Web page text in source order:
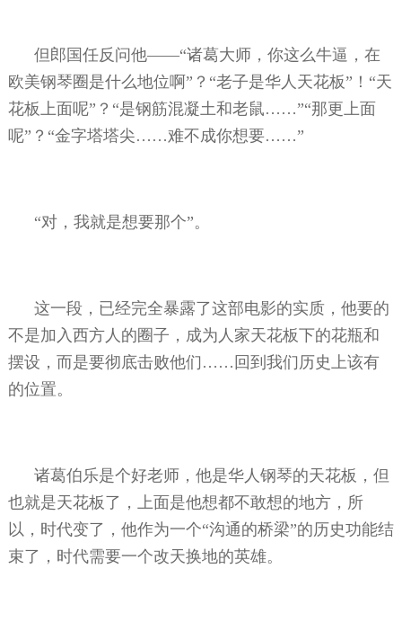
但郎国任反问他——“诸葛大师，你这么牛逼，在
欧美钢琴圈是什么地位啊”？“老子是华人天花板”！“天
花板上面呢”？“是钢筋混凝土和老鼠……”“那更上面
呢”？“金字塔塔尖……难不成你想要……”
“对，我就是想要那个”。
这一段，已经完全暴露了这部电影的实质，他要的
不是加入西方人的圈子，成为人家天花板下的花瓶和
摆设，而是要彻底击败他们……回到我们历史上该有
的位置。
诸葛伯乐是个好老师，他是华人钢琴的天花板，但
也就是天花板了，上面是他想都不敢想的地方，所
以，时代变了，他作为一个“沟通的桥梁”的历史功能结
束了，时代需要一个改天换地的英雄。